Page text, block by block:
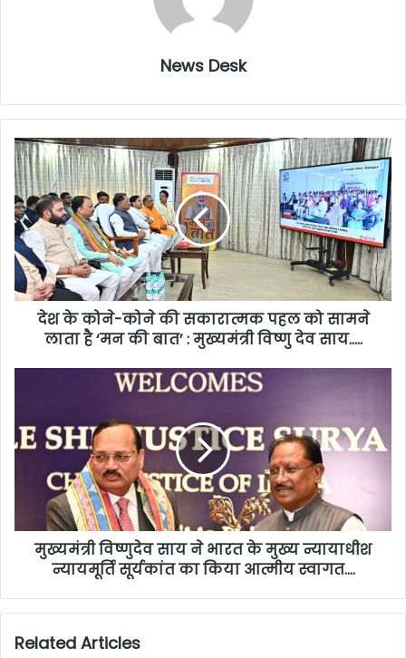
News Desk
देश के कोने-कोने की सकारात्मक पहल को सामने
लाता है ‘मन की बात’ : मुख्यमंत्री विष्णु देव साय…..
मुख्यमंत्री विष्णुदेव साय ने भारत के मुख्य न्यायाधीश
न्यायमूर्ति सूर्यकांत का किया आत्मीय स्वागत….
Related Articles